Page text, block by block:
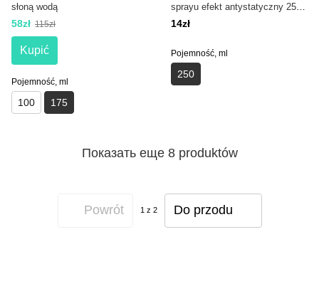
słoną wodą
58zł 115zł
Kupić
Pojemność, ml
100 175
sprayu efekt antystatyczny 250
ml
14zł
Pojemność, ml
250
Показать еще 8 produktów
Powrót 1 z 2 Do przodu